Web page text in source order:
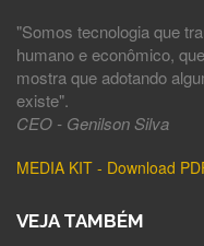
"Somos tecnologia que
humano e econômico,
mostra que adotando
existe".
CEO - Genilson Silva
MEDIA KIT - Download
VEJA TAMBÉM